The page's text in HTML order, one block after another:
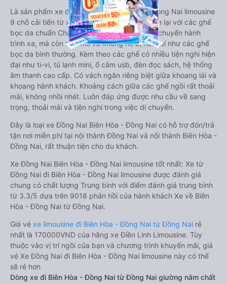
Là sản phẩm xe đi Biên Hòa - Đồng Nai từ Đồng Nai limousine
9 chỗ cải tiến từ xe 16 chỗ. Nội thất được làm lại với các ghế
bọc da chuẩn Châu Âu, không chỉ êm ái cho chuyến hành
trình xa, mà còn mát mẻ và không hề bị hầm bí như các ghế
bọc da bình thường. Kèm theo các ghế có nhiều tiện nghi hiện
đại như ti-vi, tủ lạnh mini, ổ cắm usb, đèn đọc sách, hệ thống
âm thanh cao cấp. Có vách ngăn riêng biệt giữa khoang lái và
khoang hành khách. Khoảng cách giữa các ghế ngồi rất thoải
mái, không nhồi nhét. Luôn đáp ứng được nhu cầu về sang
trọng, thoải mái và tiện nghi trong việc di chuyển.
Đây là loại xe Đồng Nai Biên Hòa - Đồng Nai có hỗ trợ đón/trả
tận nơi miễn phí tại nội thành Đồng Nai và nội thành Biên Hòa -
Đồng Nai, rất thuận tiện cho du khách.
Xe Đồng Nai Biên Hòa - Đồng Nai limousine tốt nhất: Xe từ
Đồng Nai đi Biên Hòa - Đồng Nai limousine được đánh giá
chung có chất lượng Trung bình với điểm đánh giá trung bình
từ 3.3/5 dựa trên 9018 phản hồi của hành khách Xe về Biên
Hòa - Đồng Nai từ Đồng Nai.
Giá vé xe limousine đi Biên Hòa - Đồng Nai từ Đồng Nai rẻ
nhất là 170000VND của hãng xe Điền Linh Limousine. Tùy
thuộc vào vị trí ngồi của bạn và chương trình khuyến mãi, giá
vé Xe Đồng Nai đi Biên Hòa - Đồng Nai limousine này có thể
sẽ rẻ hơn
Dòng xe đi Biên Hòa - Đồng Nai từ Đồng Nai giường nằm chất